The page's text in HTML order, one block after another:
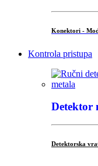
Konektori -
Kontrola pristupa
Detektor
Detektorska